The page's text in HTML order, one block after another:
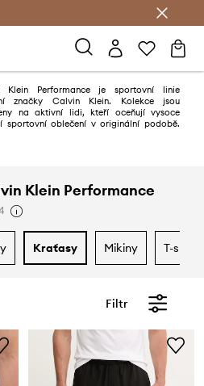
Klein Performance je sportovní linie
značky Calvin Klein. Kolekce jsou
na aktivní lidi, kteří oceňují vysoce
sportovní oblečení v originální podobě.
Klein Performance
kraťasy mikiny t-shirt
Filtr